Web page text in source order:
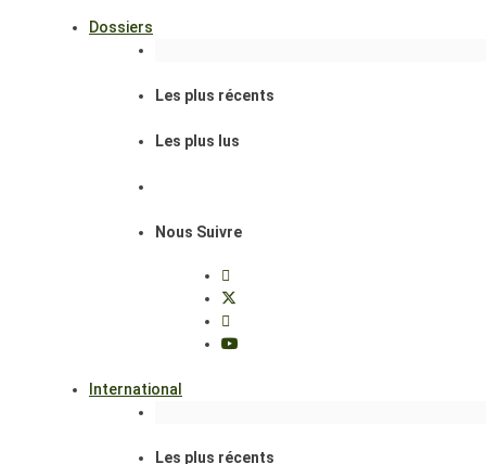
Dossiers
Les plus récents
Les plus lus
Nous Suivre
International
Les plus récents